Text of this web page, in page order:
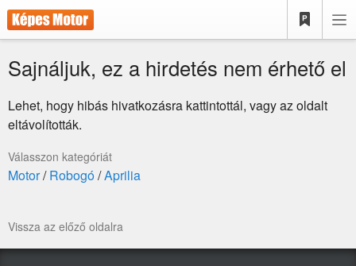
Sajnáljuk, ez a hirdetés nem érhető el
Lehet, hogy hibás hivatkozásra kattintottál, vagy az oldalt
eltávolították.
Válasszon kategóriát
Motor/Robogó/Aprilia
Vissza az előző oldalra